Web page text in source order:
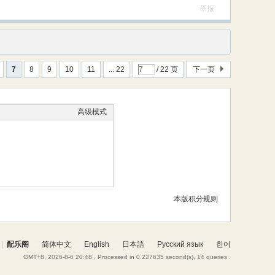
举报
7 8 9 10 11 ... 22 / 22 页 下一页
高级模式
本版积分规则
| 配乐阁 简体中文 English 日本語 Русский язык 한어
GMT+8, 2026-8-6 20:48 , Processed in 0.227635 second(s), 14 queries .